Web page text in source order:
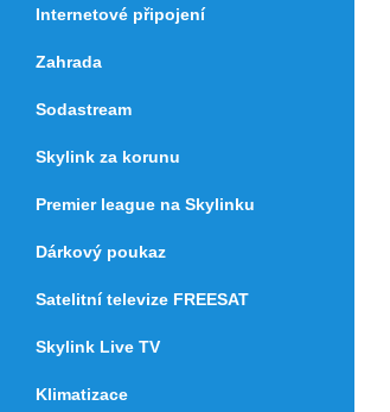
Internetové připojení
Zahrada
Sodastream
Skylink za korunu
Premier league na Skylinku
Dárkový poukaz
Satelitní televize FREESAT
Skylink Live TV
Klimatizace